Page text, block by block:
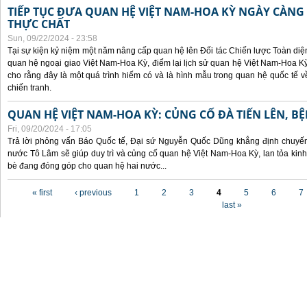
TIẾP TỤC ĐƯA QUAN HỆ VIỆT NAM-HOA KỲ NGÀY
THỰC CHẤT
Sun, 09/22/2024 - 23:58
Tại sự kiện kỷ niệm một năm nâng cấp quan hệ lên Đối tác Chiến lược Toàn
quan hệ ngoại giao Việt Nam-Hoa Kỳ, điểm lại lịch sử quan hệ Việt Nam-Hoa
cho rằng đây là một quá trình hiếm có và là hình mẫu trong quan hệ quốc tế
chiến tranh.
QUAN HỆ VIỆT NAM-HOA KỲ: CỦNG CỐ ĐÀ TIẾN LÊN,
Fri, 09/20/2024 - 17:05
Trả lời phỏng vấn Báo Quốc tế, Đại sứ Nguyễn Quốc Dũng khẳng định
nước Tô Lâm sẽ giúp duy trì và củng cố quan hệ Việt Nam-Hoa Kỳ, lan tỏa
bè đang đóng góp cho quan hệ hai nước...
« first ‹ previous 1 2 3 4 5 6
7
last »